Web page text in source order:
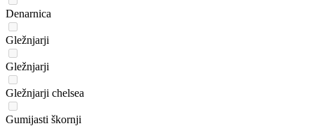
Denarnica
Gležnjarji
Gležnjarji
Gležnjarji chelsea
Gumijasti škornji